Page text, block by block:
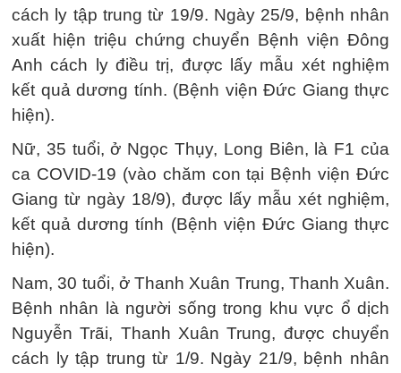
cách ly tập trung từ 19/9. Ngày 25/9, bệnh nhân
xuất hiện triệu chứng chuyển Bệnh viện Đông
Anh cách ly điều trị, được lấy mẫu xét nghiệm
kết quả dương tính. (Bệnh viện Đức Giang thực
hiện).
Nữ, 35 tuổi, ở Ngọc Thụy, Long Biên, là F1 của
ca COVID-19 (vào chăm con tại Bệnh viện Đức
Giang từ ngày 18/9), được lấy mẫu xét nghiệm,
kết quả dương tính (Bệnh viện Đức Giang thực
hiện).
Nam, 30 tuổi, ở Thanh Xuân Trung, Thanh Xuân.
Bệnh nhân là người sống trong khu vực ổ dịch
Nguyễn Trãi, Thanh Xuân Trung, được chuyển
cách ly tập trung từ 1/9. Ngày 21/9, bệnh nhân